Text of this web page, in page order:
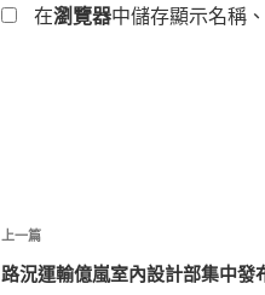
在瀏覽器中儲存顯示名稱
文
章
上
一
上一篇
路況運輸億嵐室內設計部集中發